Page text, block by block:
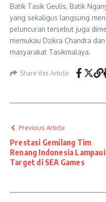
Batik Tasik Geulis, Batik
yang sekaligus langsung
peluncuran tersebut juga
memukau Dzikra Chandra
masyarakat Tasikmalaya.
Share this Article
Previous Article
Prestasi Gemilang Tim
Renang Indonesia Lampaui
Target di SEA Games